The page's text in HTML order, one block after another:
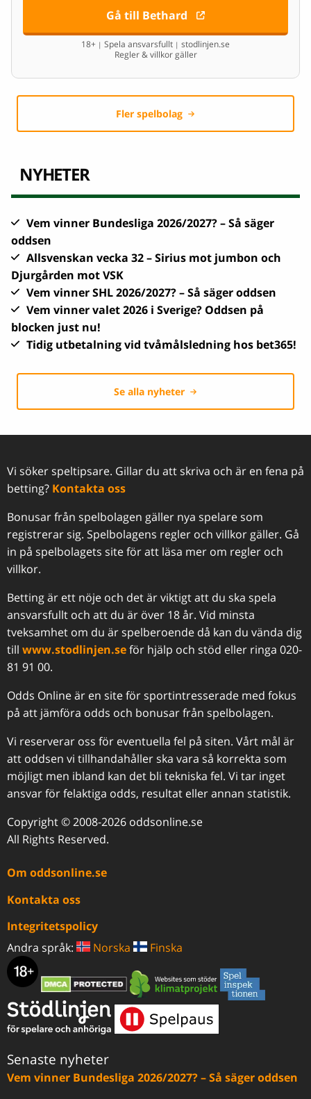
Gå till Bethard
18+ | Spela ansvarsfullt | stodlinjen.se
Regler & villkor gäller
Fler spelbolag
NYHETER
Vem vinner Bundesliga 2026/2027? – Så säger
oddsen
Allsvenskan vecka 32 – Sirius mot jumbon och
Djurgården mot VSK
Vem vinner SHL 2026/2027? – Så säger oddsen
Vem vinner valet 2026 i Sverige? Oddsen på
blocken just nu!
Tidig utbetalning vid tvåmålsledning hos bet365!
Se alla nyheter
Vi söker speltipsare. Gillar du att skriva och är en fena på
betting? Kontakta oss
Bonusar från spelbolagen gäller nya spelare som
registrerar sig. Spelbolagens regler och villkor gäller. Gå
in på spelbolagets site för att läsa mer om regler och
villkor.
Betting är ett nöje och det är viktigt att du ska spela
ansvarsfullt och att du är över 18 år. Vid minsta
tveksamhet om du är spelberoende då kan du vända dig
till www.stodlinjen.seför hjälp och stöd eller ringa 020-
81 91 00.
Odds Online är en site för sportintresserade med fokus
på att jämföra odds och bonusar från spelbolagen.
Vi reserverar oss för eventuella fel på siten. Vårt mål är
att oddsen vi tillhandahåller ska vara så korrekta som
möjligt men ibland kan det bli tekniska fel. Vi tar inget
ansvar för felaktiga odds, resultat eller annan statistik.
Copyright © 2008-2026 oddsonline.se
All Rights Reserved.
Om oddsonline.se
Kontakta oss
Integritetspolicy
Andra språk:
Norska Finska
Senaste nyheter
Vem vinner Bundesliga 2026/2027? – Så säger oddsen